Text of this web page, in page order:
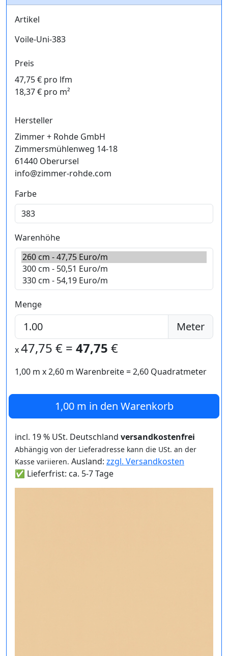
Artikel
Voile-Uni-383
Preis
47,75 € pro lfm
18,37 € pro m²
Hersteller
Zimmer + Rohde GmbH
Zimmersmühlenweg 14-18
61440 Oberursel
info@zimmer-rohde.com
Farbe
Warenhöhe
Menge
Meter
x47,75 € = 47,75 €
1,00 m x2,60 m Warenbreite =2,60 Quadratmeter
1,00 m in den Warenkorb
incl. 19 % USt. Deutschland versandkostenfrei
Abhängig von der Lieferadresse kann die USt. an der
Kasse variieren. Ausland: zzgl. Versandkosten
✅ Lieferfrist: ca. 5-7 Tage